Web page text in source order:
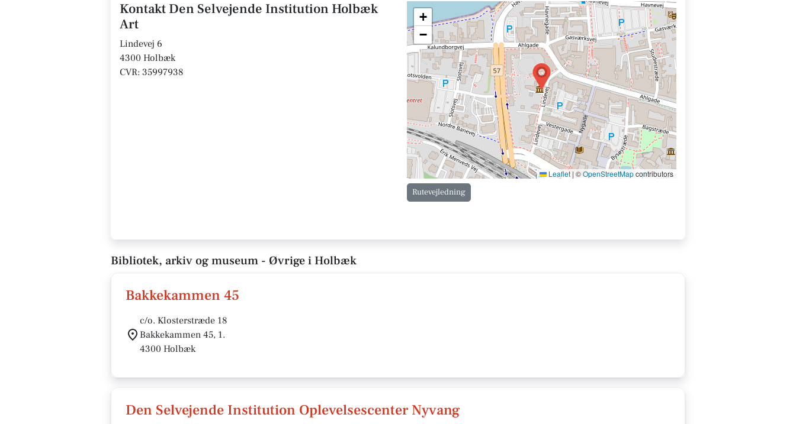
Kontakt Den Selvejende Institution Holbæk
Art
Lindevej 6
4300 Holbæk
CVR: 35997938
+
−
Leaflet| ©OpenStreetMapcontributors
Rutevejledning
Bibliotek, arkiv og museum - Øvrige i Holbæk
Bakkekammen 45
c/o. Klosterstræde 18
Bakkekammen 45, 1.
4300 Holbæk
Den Selvejende Institution Oplevelsescenter Nyvang